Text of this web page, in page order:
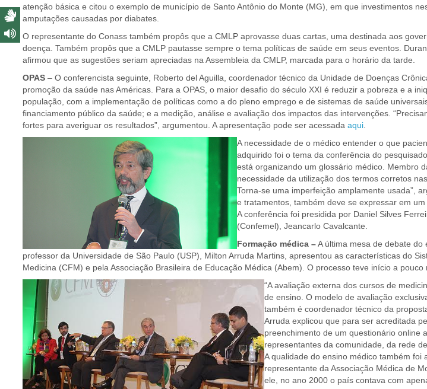
atenção básica e citou o exemplo de município de Santo Antônio do Monte (MG), em que investimentos
amputações causadas por diabates.
O representante do Conass também propôs que a CMLP aprovasse duas cartas, uma destinada aos
doença. Também propôs que a CMLP pautasse sempre o tema políticas de saúde em seus eventos.
afirmou que as sugestões seriam apreciadas na Assembleia da CMLP, marcada para o horário da tarde.
OPAS – O conferencista seguinte, Roberto del Aguilla, coordenador técnico da Unidade de Doenças
promoção da saúde nas Américas. Para a OPAS, o maior desafio do século XXI é reduzir a pobreza e a
população, com a implementação de políticas como a do pleno emprego e de sistemas de saúde
financiamento público da saúde; e a medição, análise e avaliação dos impactos das intervenções.
fortes para averiguar os resultados”, argumentou. A apresentação pode ser acessada aqui
A necessidade de o médico entender o que
adquirido foi o tema da conferência do
está organizando um glossário médico. Membro
necessidade da utilização dos termos corretos
Torna-se uma imperfeição amplamente usada”,
e tratamentos, também deve se expressar em
A conferência foi presidida por Daniel Silves
(Confemel), Jeancarlo Cavalcante.
Formação médica –A última mesa de debate
professor da Universidade de São Paulo (USP), Milton Arruda Martins, apresentou as características do
Medicina (CFM) e pela Associação Brasileira de Educação Médica (Abem). O processo teve início a
“A avaliação externa dos cursos de
de ensino. O modelo de avaliação
também é coordenador técnico da
Arruda explicou que para ser acreditada
preenchimento de um questionário online
representantes da comunidade, da rede
A qualidade do ensino médico também
representante da Associação Médica de
ele, no ano 2000 o país contava com